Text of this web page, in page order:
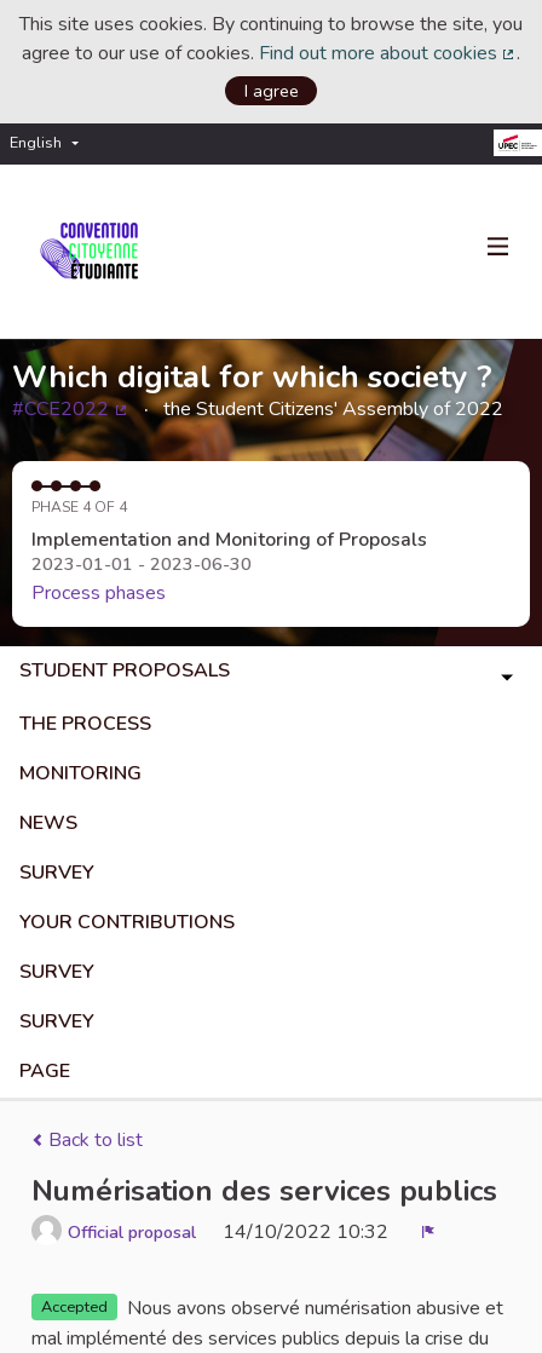
This site uses cookies. By continuing to browse the site, you
agree to our use of cookies. Find out more about cookies .
I agree
English Choisir la langue
Which digital for which society ?
#CCE2022
(External link)
the Student Citizens' Assembly of 2022
PHASE 4 OF 4
Implementation and Monitoring of Proposals
2023-01-01 - 2023-06-30
Process phases
STUDENT PROPOSALS
THE PROCESS
MONITORING
NEWS
SURVEY
YOUR CONTRIBUTIONS
SURVEY
SURVEY
PAGE
Back to list
Numérisation des services publics
Official proposal 14/10/2022 10:32
Accepted
Nous avons observé numérisation abusive et
mal implémenté des services publics depuis la crise du